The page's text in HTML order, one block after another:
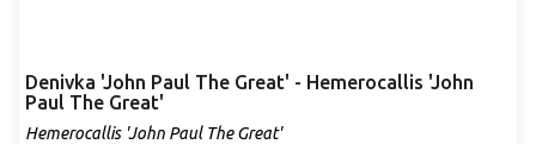
Denivka 'John Paul The Great' - Hemerocallis 'John
Paul The Great'
Hemerocallis 'John Paul The Great'